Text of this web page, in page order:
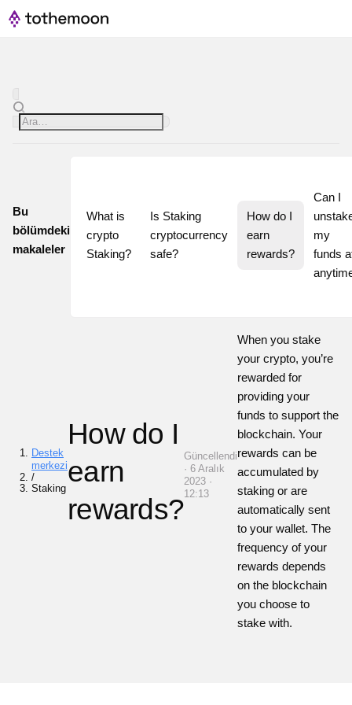
Bu
bölümdeki
makaleler
What is
crypto
Staking?
Is Staking
cryptocurrency
safe?
How do I
earn
rewards?
Can I
my
funds
Destek
merkezi
/
Staking
How do I
earn
rewards?
Güncellendi
· 6 Aralık
2023 ·
12:13
When you stake
your crypto, you’re
rewarded for
providing your
funds to support the
blockchain. Your
rewards can be
accumulated by
staking or are
automatically sent
to your wallet. The
frequency of your
rewards depends
on the blockchain
you choose to
stake with.